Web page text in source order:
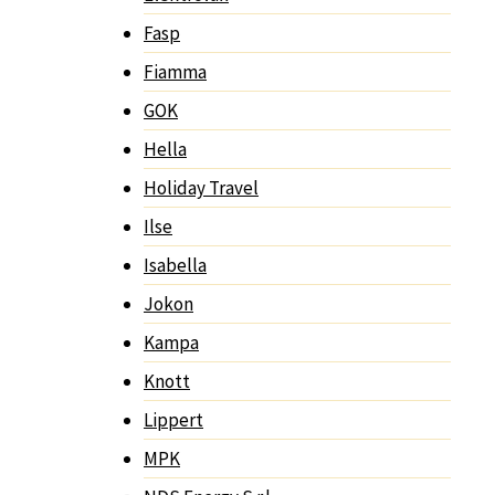
Fasp
Fiamma
GOK
Hella
Holiday Travel
Ilse
Isabella
Jokon
Kampa
Knott
Lippert
MPK